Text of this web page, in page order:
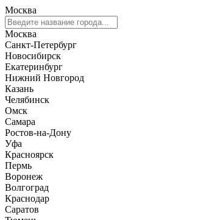
Москва
Москва
Санкт-Петербург
Новосибирск
Екатеринбург
Нижний Новгород
Казань
Челябинск
Омск
Самара
Ростов-на-Дону
Уфа
Красноярск
Пермь
Воронеж
Волгоград
Краснодар
Саратов